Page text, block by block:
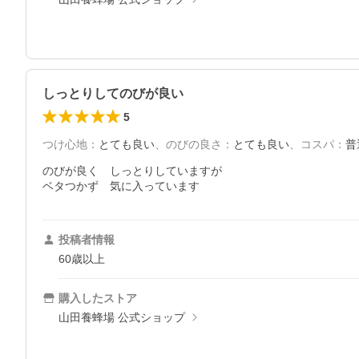
しっとりしてのびが良い
5
つけ心地 ： とても良い、 のびの良さ ： とても良い、 コスパ ： 普
のびが良く　しっとりしていますが
ベタつかず　気に入っています
投稿者情報
60歳以上
購入したストア
山田養蜂場 公式ショップ